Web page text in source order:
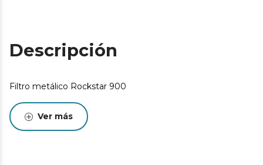
Descripción
Filtro metálico Rockstar 900
Ver más